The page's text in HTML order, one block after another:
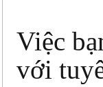
Việc
với